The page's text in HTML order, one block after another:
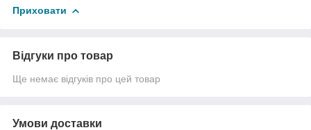
Приховати
Відгуки про товар
Ще немає відгуків про цей товар
Умови доставки